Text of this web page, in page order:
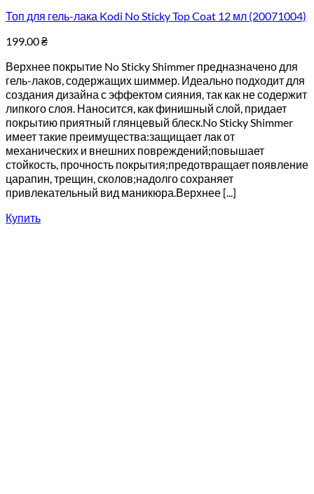
Топ для гель-лака Kodi No Sticky Top Coat 12 мл (20071004)
199.00₴
Верхнее покрытие No Sticky Shimmer предназначено для
гель-лаков, содержащих шиммер. Идеально подходит для
создания дизайна с эффектом сияния, так как не содержит
липкого слоя. Наносится, как финишный слой, придает
покрытию приятный глянцевый блеск.No Sticky Shimmer
имеет такие преимущества:защищает лак от
механических и внешних повреждений;повышает
стойкость, прочность покрытия;предотвращает появление
царапин, трещин, сколов;надолго сохраняет
привлекательный вид маникюра.Верхнее [...]
Купить